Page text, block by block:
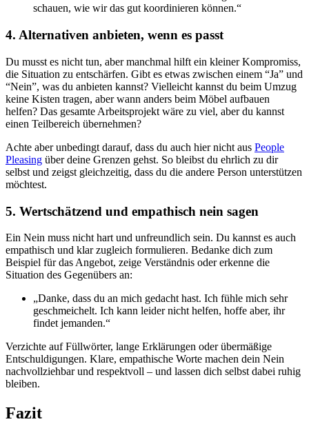
schauen, wie wir das gut koordinieren können.“
4. Alternativen anbieten, wenn es passt
Du musst es nicht tun, aber manchmal hilft ein kleiner Kompromiss,
die Situation zu entschärfen. Gibt es etwas zwischen einem “Ja” und
“Nein”, was du anbieten kannst? Vielleicht kannst du beim Umzug
keine Kisten tragen, aber wann anders beim Möbel aufbauen
helfen? Das gesamte Arbeitsprojekt wäre zu viel, aber du kannst
einen Teilbereich übernehmen?
Achte aber unbedingt darauf, dass du auch hier nicht aus People
Pleasing über deine Grenzen gehst. So bleibst du ehrlich zu dir
selbst und zeigst gleichzeitig, dass du die andere Person unterstützen
möchtest.
5. Wertschätzend und empathisch nein sagen
Ein Nein muss nicht hart und unfreundlich sein. Du kannst es auch
empathisch und klar zugleich formulieren. Bedanke dich zum
Beispiel für das Angebot, zeige Verständnis oder erkenne die
Situation des Gegenübers an:
„Danke, dass du an mich gedacht hast. Ich fühle mich sehr
geschmeichelt. Ich kann leider nicht helfen, hoffe aber, ihr
findet jemanden.“
Verzichte auf Füllwörter, lange Erklärungen oder übermäßige
Entschuldigungen. Klare, empathische Worte machen dein Nein
nachvollziehbar und respektvoll – und lassen dich selbst dabei ruhig
bleiben.
Fazit